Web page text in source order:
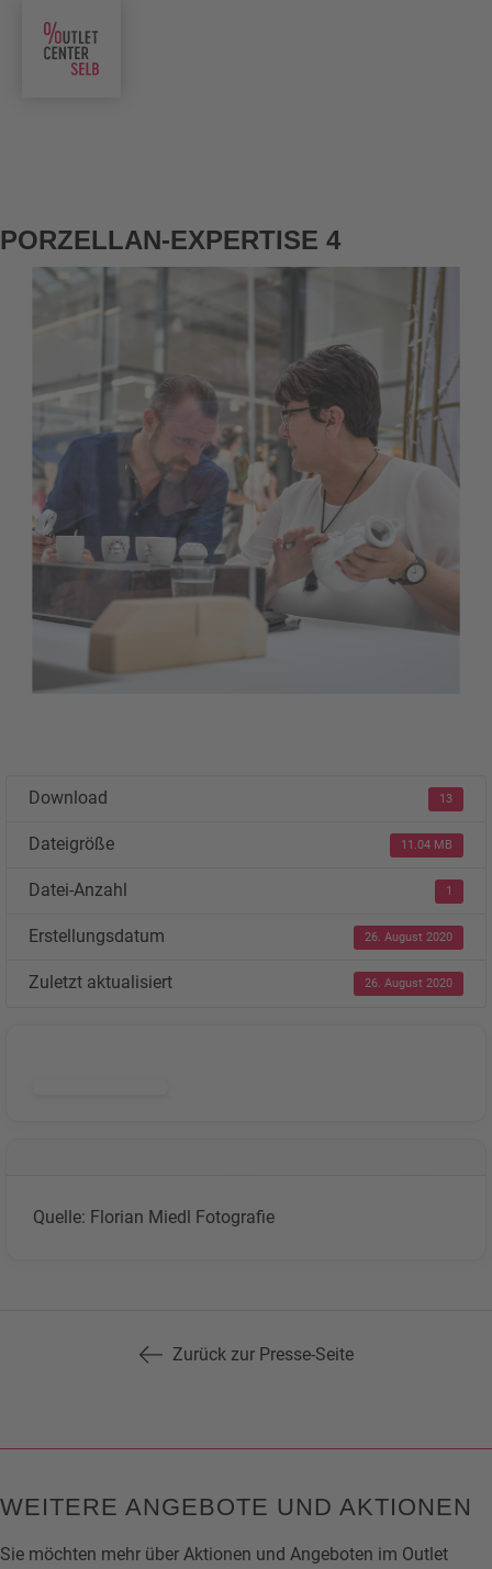
PORZELLAN-EXPERTISE 4
Download 13
Dateigröße 11.04 MB
Datei-Anzahl 1
Erstellungsdatum 26. August 2020
Zuletzt aktualisiert 26. August 2020
Quelle: Florian Miedl Fotografie
Zurück zur Presse-Seite
WEITERE ANGEBOTE UND AKTIONEN
Sie möchten mehr über Aktionen und Angeboten im Outlet